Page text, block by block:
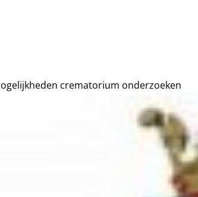
crematorium onderzoeken